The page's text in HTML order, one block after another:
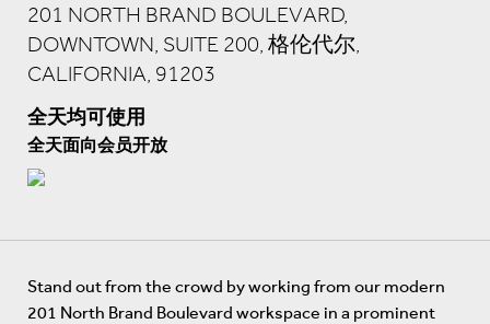
201 NORTH BRAND BOULEVARD,
DOWNTOWN, SUITE 200, 格伦代尔,
CALIFORNIA, 91203
全天均可使用
全天面向会员开放
Stand out from the crowd by working from our modern
201 North Brand Boulevard workspace in a prominent